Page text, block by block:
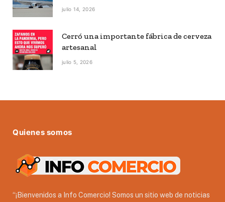
julio 14, 2026
Cerró una importante fábrica de cerveza
artesanal
julio 5, 2026
Quienes somos
“¡Bienvenidos a Info Comercio! Somos un sitio web de noticias